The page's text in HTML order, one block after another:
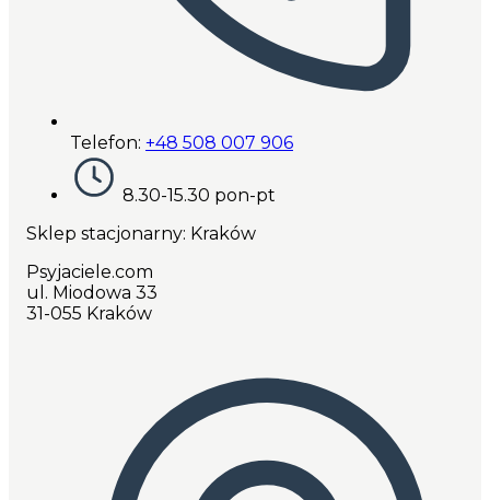
Telefon: +48 508 007 906
8.30-15.30 pon-pt
Sklep stacjonarny: Kraków
Psyjaciele.com
ul. Miodowa 33
31-055 Kraków